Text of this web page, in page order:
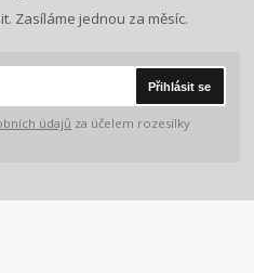
Zasíláme jednou za měsíc.
Přihlásit se
údajů za účelem rozesílky